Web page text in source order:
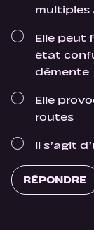
multiples
Elle peut
état
démente
Elle
routes
Il s’agit
RÉPONDRE